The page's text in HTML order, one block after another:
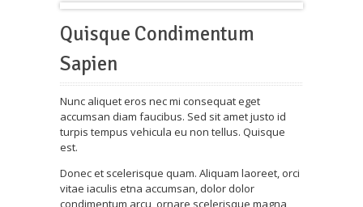
Quisque Condimentum
Sapien
Nunc aliquet eros nec mi consequat eget
accumsan diam faucibus. Sed sit amet justo id
turpis tempus vehicula eu non tellus. Quisque
est.
Donec et scelerisque quam. Aliquam laoreet, orci
vitae iaculis etna accumsan, dolor dolor
condimentum arcu, ornare scelerisque magna